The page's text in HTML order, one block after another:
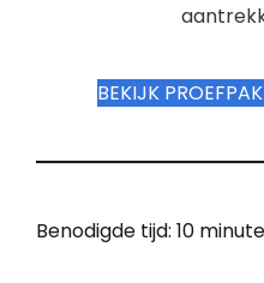
BEKIJK
Benodigde tijd: 10